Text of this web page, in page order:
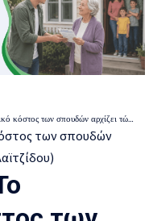
αρχίζει τώρα! (γράφει η Σοφία Καλαϊτζίδου)